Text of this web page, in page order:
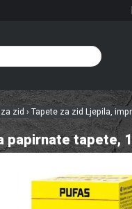
papirnate tapete,
zid ›Tapete za zid Ljepila,